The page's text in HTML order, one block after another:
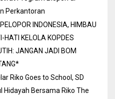
Perkantoran
INDONESIA, HIMBAU
HATI KELOLA KOPDES
JANGAN JADI BOM
Riko Goes to School, SD
Hidayah Bersama Riko The